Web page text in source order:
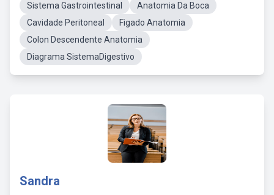
Sistema Gastrointestinal
Anatomia Da Boca
Cavidade Peritoneal
Figado Anatomia
Colon Descendente Anatomia
Diagrama SistemaDigestivo
Sandra